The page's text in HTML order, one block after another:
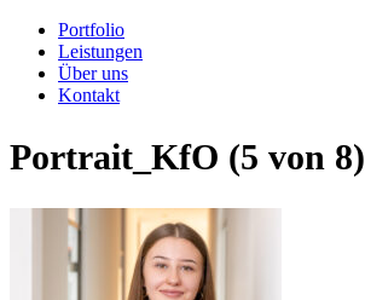
Portfolio
Leistungen
Über uns
Kontakt
Portrait_KfO (5 von 8)